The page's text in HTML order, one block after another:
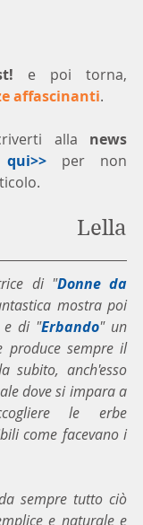
affascinanti.
alla news
qui>> per non
Lella
di "Donne da
mostra poi
e di "Erbando" un
produce sempre il
subito, anch'esso
dove si impara a
le erbe
come facevano i
sempre tutto ciò
e naturale e